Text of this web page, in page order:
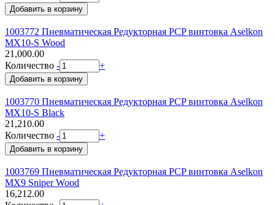
1003772 Пневматическая Редукторная PCP винтовка Aselkon
MX10-S Wood
21,000.00
Количество - +
1003770 Пневматическая Редукторная PCP винтовка Aselkon
MX10-S Black
21,210.00
Количество - +
1003769 Пневматическая Редукторная PCP винтовка Aselkon
MX9 Sniper Wood
16,212.00